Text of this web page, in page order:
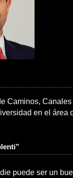
Caminos, Canales
en el área
puede ser un